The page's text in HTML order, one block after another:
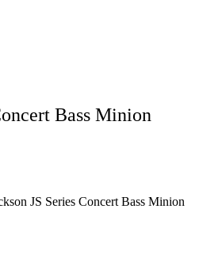
Bass Minion
JS Series Concert Bass Minion